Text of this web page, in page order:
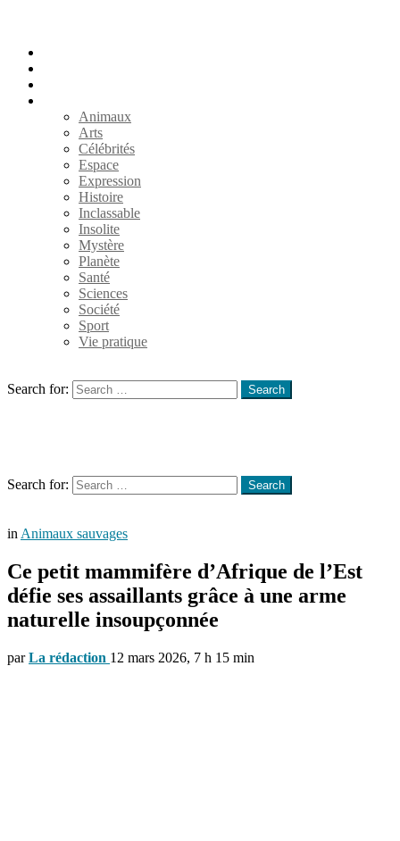
Animaux
Arts
Célébrités
Espace
Expression
Histoire
Inclassable
Insolite
Mystère
Planète
Santé
Sciences
Société
Sport
Vie pratique
Search for:
Search
Search for:
Search
in Animaux sauvages
Ce petit mammifère d’Afrique de l’Est
défie ses assaillants grâce à une arme
naturelle insoupçonnée
par La rédaction 12 mars 2026, 7 h 15 min